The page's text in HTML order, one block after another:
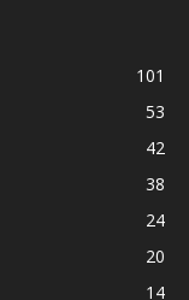
101
53
42
38
24
20
14